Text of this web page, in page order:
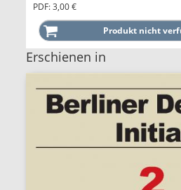
PDF: 3,00 €
Erschienen in